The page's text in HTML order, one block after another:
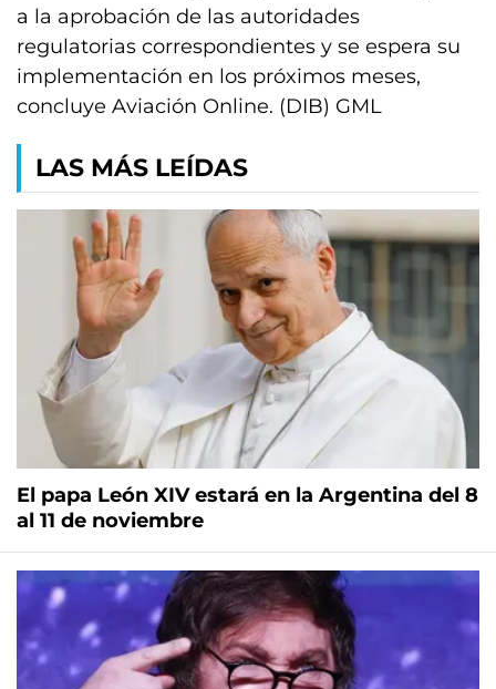
a la aprobación de las autoridades
regulatorias correspondientes y se espera su
implementación en los próximos meses,
concluye Aviación Online. (DIB) GML
LAS MÁS LEÍDAS
El papa León XIV estará en la Argentina del 8
al 11 de noviembre